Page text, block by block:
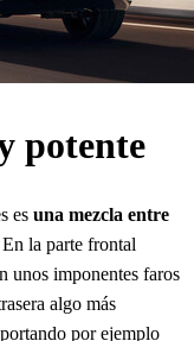
potente
es una mezcla entre
En la parte frontal
unos imponentes faros
algo más
por ejemplo